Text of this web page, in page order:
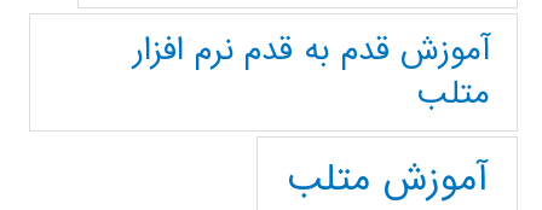
آموزش قدم به قدم نرم افزار
متلب
آموزش متلب